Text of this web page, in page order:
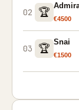
02 🏆
€4500
03 🏆
Snai
€1500